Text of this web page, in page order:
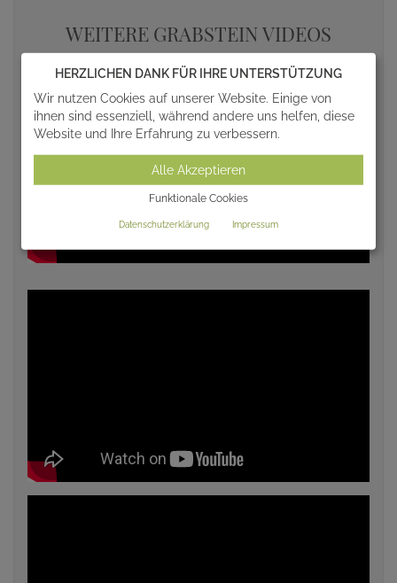
WEITERE GRABSTEIN VIDEOS
HERZLICHEN DANK FÜR IHRE UNTERSTÜTZUNG
Wir nutzen Cookies auf unserer Website. Einige von
ihnen sind essenziell, während andere uns helfen, diese
Website und Ihre Erfahrung zu verbessern.
Alle Akzeptieren
Funktionale Cookies
Datenschutzerklärung Impressum